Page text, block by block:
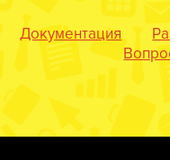
Документация